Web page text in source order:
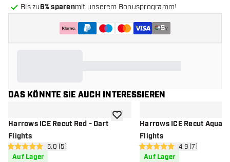
Bis zu6% sparenmit unserem Bonusprogramm!
+5
DAS KÖNNTE SIE AUCH INTERESSIEREN
Harrows ICE Recut Red - Dart
Flights
Bewertungsbereich öffnen
5 Bewertungssterne
5.0 (5)
Auf Lager
Zur Wunschliste hinzufügen
Harrows ICE Recut Aqua -
Flights
4.9 Bewertungssterne
4.9 (7)
Auf Lager